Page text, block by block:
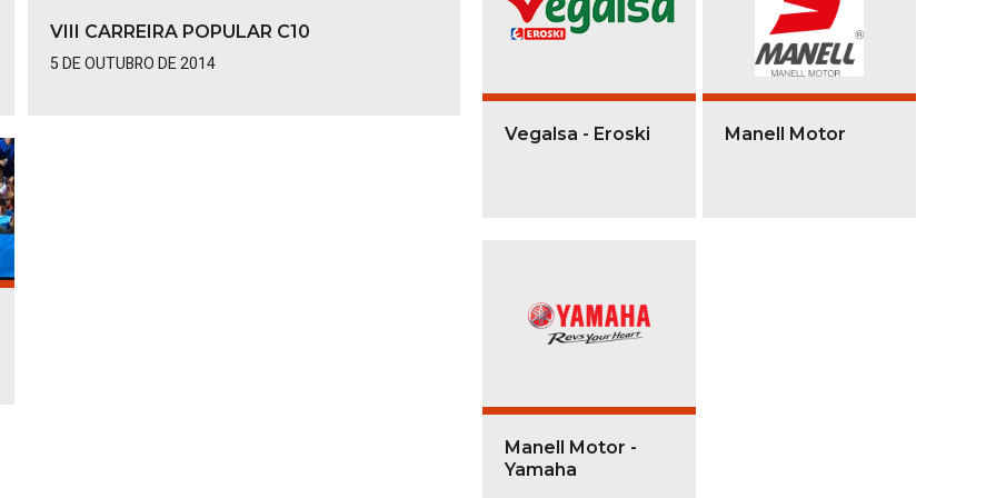
VIII CARREIRA POPULAR C10
5 DE OUTUBRO DE 2014
Vegalsa - Eroski Manell Motor
Manell Motor -
Yamaha